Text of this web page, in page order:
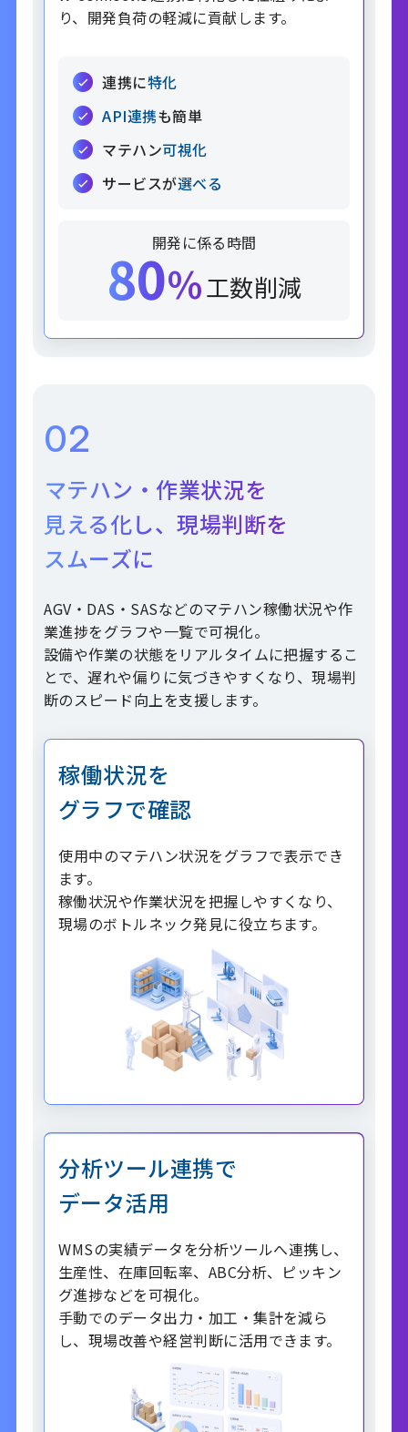
り、開発負荷の軽減に貢献します。
連携に特化
API連携も簡単
マテハン可視化
サービスが選べる
開発に係る時間
80%工数削減
02
マテハン・作業状況を
見える化し、現場判断を
スムーズに
AGV・DAS・SASなどのマテハン稼働状況や作
業進捗をグラフや一覧で可視化。
設備や作業の状態をリアルタイムに把握するこ
とで、遅れや偏りに気づきやすくなり、現場判
断のスピード向上を支援します。
稼働状況を
グラフで確認
使用中のマテハン状況をグラフで表示でき
ます。
稼働状況や作業状況を把握しやすくなり、
現場のボトルネック発見に役立ちます。
分析ツール連携で
データ活用
WMSの実績データを分析ツールへ連携し、
生産性、在庫回転率、ABC分析、ピッキン
グ進捗などを可視化。
手動でのデータ出力・加工・集計を減ら
し、現場改善や経営判断に活用できます。